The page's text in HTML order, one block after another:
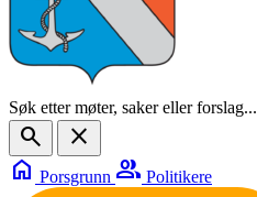
Søk etter møter, saker eller forslag...
search
close
home Porsgrunn group Politikere